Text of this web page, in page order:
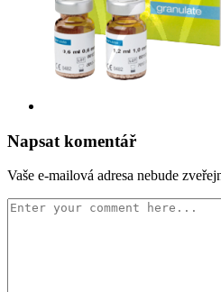
Napsat komentář
Vaše e-mailová adresa nebude